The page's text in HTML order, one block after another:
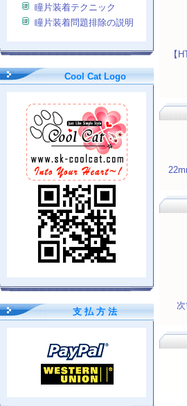
瞳片装着テクニック
瞳片装着問題排除の説明
Cool Cat Logo
支 払 方 法
【